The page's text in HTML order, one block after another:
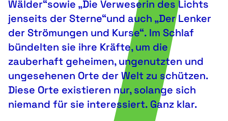
Wälder“sowie „Die Verweserin des Lichts
jenseits der Sterne“und auch „Der Lenker
der Strömungen und Kurse“. Im Schlaf
bündelten sie ihre Kräfte, um die
zauberhaft geheimen, ungenutzten und
ungesehenen Orte der Welt zu schützen.
Diese Orte existieren nur, solange sich
niemand für sie interessiert. Ganz klar.